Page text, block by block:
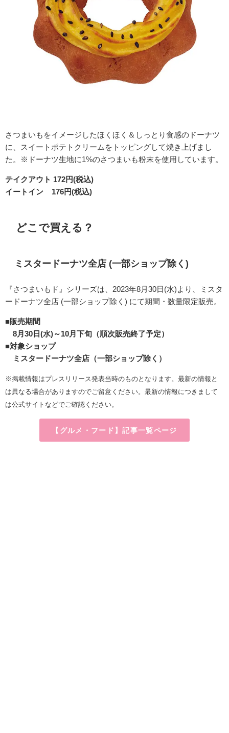
さつまいもをイメージしたほくほく＆しっとり食感のドーナツ
に、スイートポテトクリームをトッピングして焼き上げまし
た。※ドーナツ生地に1%のさつまいも粉末を使用しています。
テイクアウト 172円(税込)
イートイン 176円(税込)
どこで買える？
ミスタードーナツ全店 (一部ショップ除く)
『さつまいもド』シリーズは、2023年8月30日(水) より、ミスタ
ードーナツ全店 (一部ショップ除く) にて期間・数量限定販売。
■販売期間
8月30日(水)～10月下旬（順次販売終了予定）
■対象ショップ
ミスタードーナツ全店（一部ショップ除く）
※掲載情報はプレスリリース発表当時のものとなります。最新の情報と
は異なる場合がありますのでご留意ください。最新の情報につきまして
は公式サイトなどでご確認ください。
【グルメ・フード】記事一覧ページ